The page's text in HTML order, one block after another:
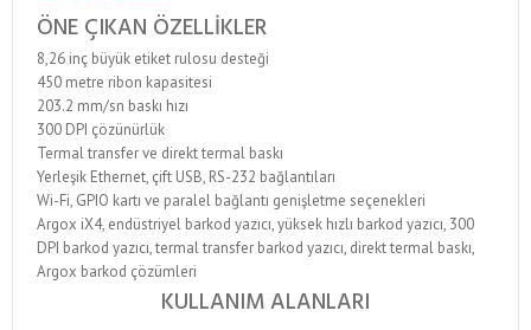
ÖNE ÇIKAN ÖZELLIKLER
8,26 inç büyük etiket rulosu desteği
450 metre ribon kapasitesi
203.2 mm/sn baskı hızı
300 DPI çözünürlük
Termal transfer ve direkt termal baskı
Yerleşik Ethernet, çift USB, RS-232 bağlantıları
Wi-Fi, GPIO kartı ve paralel bağlantı genişletme seçenekleri
Argox iX4, endüstriyel barkod yazıcı, yüksek hızlı barkod yazıcı, 300
DPI barkod yazıcı, termal transfer barkod yazıcı, direkt termal baskı,
Argox barkod çözümleri
KULLANIM ALANLARI